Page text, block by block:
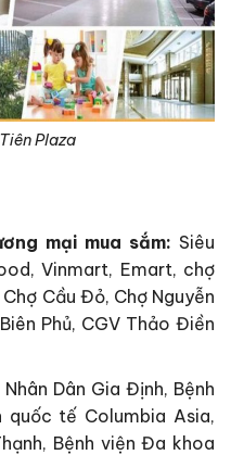
Plaza
mại mua sắm: Siêu
Vinmart, Emart, chợ
Cầu Đỏ, Chợ Nguyễn
Phủ, CGV Thảo Điền
Nhân Dân Gia Định, Bệnh
quốc tế Columbia Asia,
Bệnh viện Đa khoa